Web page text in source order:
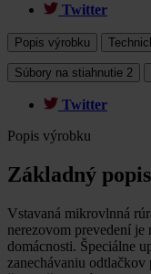
Twitter
Popis výrobku
Súbory na stiahnutie 2
Twitter
Popis výrobku
Základný popis
Vstavaná mikrovlnná
nerezovom prevedení
domácnosti. Špeciálne
zanechávaniu